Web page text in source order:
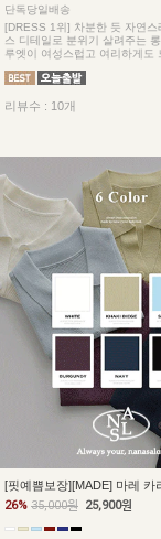
단독당일배송
[DRESS 1위] 차분한 듯 자연스
스 디테일로 분위기 살려주는
루엣이 여성스럽고 여리하게도
리뷰수 : 10개
[핏예쁨보장][MADE] 마레 카
26% 35,000원 25,900원